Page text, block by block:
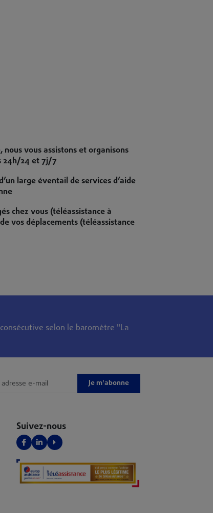
nous vous assistons et organisons
24h/24 et 7j/7
large éventail de services d’aide
chez vous (téléassistance à
vos déplacements (téléassistance
selon le baromètre "La
Je m'abonne
Suivez-nous
Facebook
LinkedInYouTube